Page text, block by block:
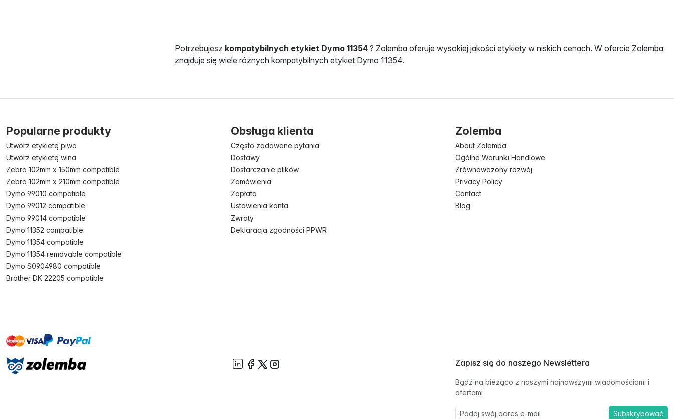
Potrzebujesz kompatybilnych etykiet Dymo 11354 ? Zolemba oferuje wysokiej jakości etykiety w niskich cenach. W ofercie Zolemba
znajduje się wiele różnych kompatybilnych etykiet Dymo 11354.
Popularne produkty
Utwórz etykietę piwa
Utwórz etykietę wina
Zebra 102mm x 150mm compatible
Zebra 102mm x 210mm compatible
Dymo 99010 compatible
Dymo 99012 compatible
Dymo 99014 compatible
Dymo 11352 compatible
Dymo 11354 compatible
Dymo 11354 removable compatible
Dymo S0904980 compatible
Brother DK 22205 compatible
Obsługa klienta
Często zadawane pytania
Dostawy
Dostarczanie plików
Zamówienia
Zapłata
Ustawienia konta
Zwroty
Deklaracja zgodności PPWR
Zolemba
About Zolemba
Ogólne Warunki Handlowe
Zrównoważony rozwój
Privacy Policy
Contact
Blog
mastervisa paypal
Zapisz się do naszego Newslettera
Bądź na bieżąco z naszymi najnowszymi wiadomościami i
ofertami
Subskrybować